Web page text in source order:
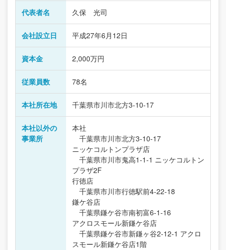
代表者名 久保 光司
会社設立日 平成27年6月12日
資本金 2,000万円
従業員数 78名
本社所在地 千葉県市川市北方3-10-17
本社以外の
事業所
本社
千葉県市川市北方3-10-17
ニッケコルトンプラザ店
千葉県市川市鬼高1-1-1 ニッケコルトン
プラザ2F
行徳店
千葉県市川市行徳駅前4-22-18
鎌ケ谷店
千葉県鎌ケ谷市南初富6-1-16
アクロスモール新鎌ケ谷店
千葉県鎌ケ谷市新鎌ヶ谷2-12-1 アクロ
スモール新鎌ケ谷店1階